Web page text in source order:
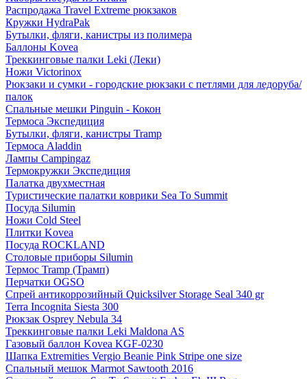
Распродажа Travel Extreme рюкзаков
Кружки HydraPak
Бутылки, фляги, канистры из полимера
Баллоны Kovea
Треккинговые палки Leki (Леки)
Ножи Victorinox
Рюкзаки и сумки - городские рюкзаки с петлями для ледоруба/
палок
Спальные мешки Pinguin - Кокон
Термоса Экспедиция
Бутылки, фляги, канистры Tramp
Термоса Aladdin
Лампы Campingaz
Термокружки Экспедиция
Палатка двухместная
Туристические палатки коврики Sea To Summit
Посуда Silumin
Ножи Cold Steel
Плитки Kovea
Посуда ROCKLAND
Столовые приборы Silumin
Термос Tramp (Трамп)
Перчатки OGSO
Спрей антикоррозийный Quicksilver Storage Seal 340 gr
Terra Incognita Siesta 300
Рюкзак Osprey Nebula 34
Треккинговые палки Leki Maldona AS
Газовый баллон Kovea KGF-0230
Шапка Extremities Vergio Beanie Pink Stripe one size
Спальный мешок Marmot Sawtooth 2016